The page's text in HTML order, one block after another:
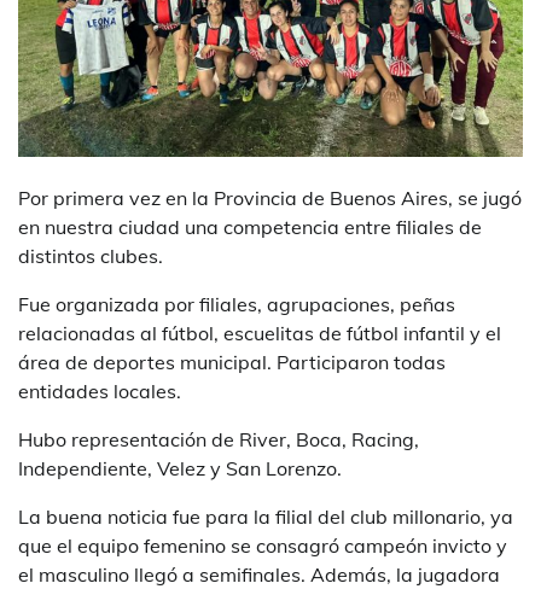
Por primera vez en la Provincia de Buenos Aires, se jugó
en nuestra ciudad una competencia entre filiales de
distintos clubes.
Fue organizada por filiales, agrupaciones, peñas
relacionadas al fútbol, escuelitas de fútbol infantil y el
área de deportes municipal. Participaron todas
entidades locales.
Hubo representación de River, Boca, Racing,
Independiente, Velez y San Lorenzo.
La buena noticia fue para la filial del club millonario, ya
que el equipo femenino se consagró campeón invicto y
el masculino llegó a semifinales. Además, la jugadora